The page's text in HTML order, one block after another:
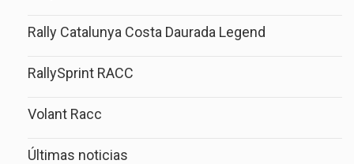
Rally Catalunya Costa Daurada Legend
RallySprint RACC
Volant Racc
Últimas noticias